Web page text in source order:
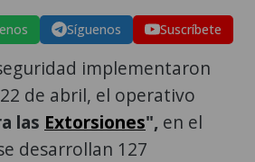
Síguenos Suscríbete
implementaron
de abril, el operativo
las Extorsiones", en el
desarrollan 127